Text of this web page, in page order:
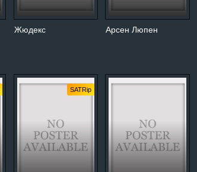
Жюдекс Арсен Люпен
SATRip
Короткометражки